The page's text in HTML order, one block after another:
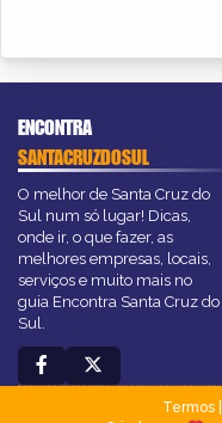
ENCONTRA
SANTACRUZDOSUL
O melhor de Santa Cruz do
Sul num só lugar! Dicas,
onde ir, o que fazer, as
melhores empresas, locais,
serviços e muito mais no
guia Encontra Santa Cruz do
Sul.
Termos|